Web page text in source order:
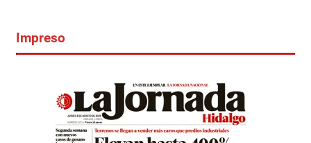
Impreso